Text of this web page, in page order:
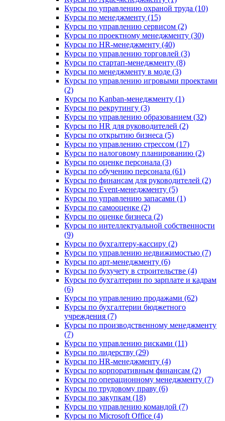
Курсы по управлению охраной труда (10)
Курсы по менеджменту (15)
Курсы по управлению сервисом (2)
Курсы по проектному менеджменту (30)
Курсы по HR-менеджменту (40)
Курсы по управлению торговлей (3)
Курсы по стартап-менеджменту (8)
Курсы по менеджменту в моде (3)
Курсы по управлению игровыми проектами
(2)
Курсы по Kanban-менеджменту (1)
Курсы по рекрутингу (3)
Курсы по управлению образованием (32)
Курсы по HR для руководителей (2)
Курсы по открытию бизнеса (5)
Курсы по управлению стрессом (17)
Курсы по налоговому планированию (2)
Курсы по оценке персонала (3)
Курсы по обучению персонала (61)
Курсы по финансам для руководителей (2)
Курсы по Event-менеджменту (5)
Курсы по управлению запасами (1)
Курсы по самооценке (2)
Курсы по оценке бизнеса (2)
Курсы по интеллектуальной собственности
(9)
Курсы по бухгалтеру-кассиру (2)
Курсы по управлению недвижимостью (7)
Курсы по арт-менеджменту (6)
Курсы по бухучету в строительстве (4)
Курсы по бухгалтерии по зарплате и кадрам
(6)
Курсы по управлению продажами (62)
Курсы по бухгалтерии бюджетного
учреждения (7)
Курсы по производственному менеджменту
(7)
Курсы по управлению рисками (11)
Курсы по лидерству (29)
Курсы по HR-менеджменту (4)
Курсы по корпоративным финансам (2)
Курсы по операционному менеджменту (7)
Курсы по трудовому праву (6)
Курсы по закупкам (18)
Курсы по управлению командой (7)
Курсы по Microsoft Office (4)